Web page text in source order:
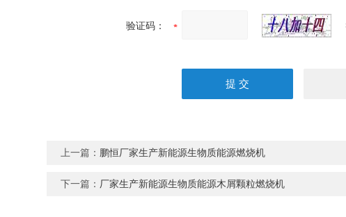
验证码：
上一篇： 鹏恒厂家生产新能源生物质能源燃烧机
下一篇： 厂家生产新能源生物质能源木屑颗粒燃烧机